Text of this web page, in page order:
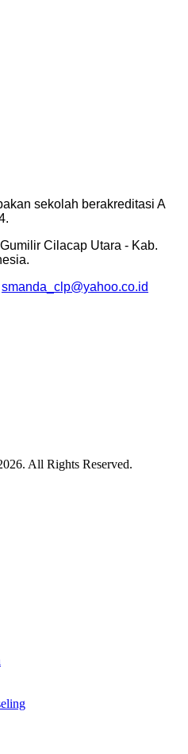
sekolah berakreditasi A
Cilacap Utara - Kab.
smanda_clp@yahoo.co.id
All Rights Reserved.